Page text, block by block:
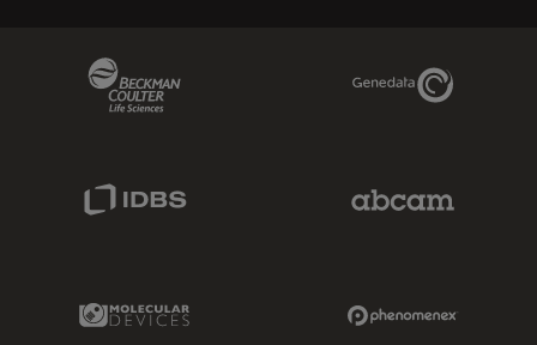
Genedata Link
Molecular Devices Link